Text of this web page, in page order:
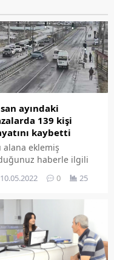
ayındaki
139 kişi
kaybetti
alana eklemiş
haberle ilgili
bir özet bilgisi
Bu metin
"Özet"
eklenebilir.
eklenmişse başlık
kalın olarak bu
gösterilir,
10.05.2022 0 25